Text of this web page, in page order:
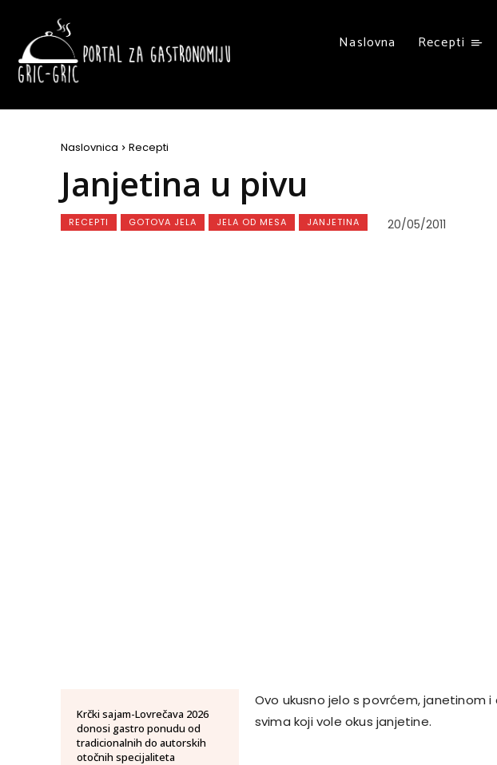
Naslovna Recepti
Naslovnica Recepti
Janjetina u pivu
RECEPTI GOTOVA JELA JELA OD MESA JANJETINA 20/05/2011
Krčki sajam-Lovrečava 2026
donosi gastro ponudu od
tradicionalnih do autorskih
otočnih specijaliteta
Ovo ukusno jelo s povrćem, janetinom
svima koji vole okus janjetine.